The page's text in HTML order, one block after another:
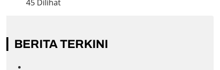
45 Dilihat
BERITA TERKINI